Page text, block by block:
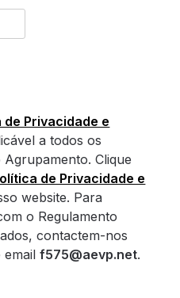
de Privacidade e
a todos os
Clique
de Privacidade e
website. Para
o Regulamento
contactem-nos
emailf575@aevp.net.